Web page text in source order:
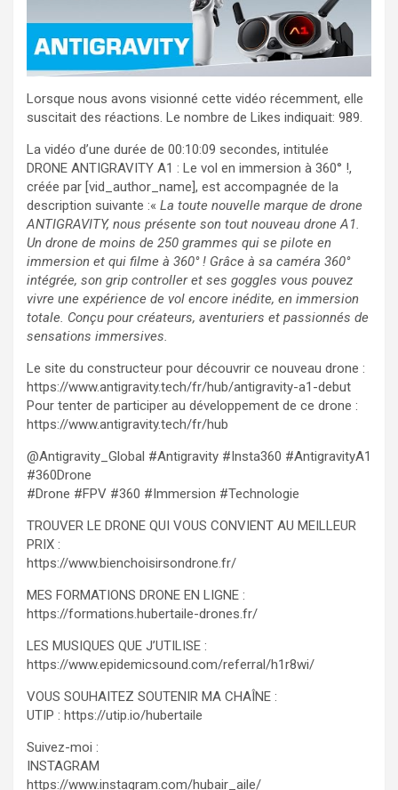
Lorsque nous avons visionné cette vidéo récemment, elle
suscitait des réactions. Le nombre de Likes indiquait: 989.
La vidéo d’une durée de 00:10:09 secondes, intitulée
DRONE ANTIGRAVITY A1 : Le vol en immersion à 360° !,
créée par [vid_author_name], est accompagnée de la
description suivante :« La toute nouvelle marque de drone
ANTIGRAVITY, nous présente son tout nouveau drone A1.
Un drone de moins de 250 grammes qui se pilote en
immersion et qui filme à 360° ! Grâce à sa caméra 360°
intégrée, son grip controller et ses goggles vous pouvez
vivre une expérience de vol encore inédite, en immersion
totale. Conçu pour créateurs, aventuriers et passionnés de
sensations immersives.
Le site du constructeur pour découvrir ce nouveau drone :
https://www.antigravity.tech/fr/hub/antigravity-a1-debut
Pour tenter de participer au développement de ce drone :
https://www.antigravity.tech/fr/hub
@Antigravity_Global #Antigravity #Insta360 #AntigravityA1
#360Drone
#Drone #FPV #360 #Immersion #Technologie
TROUVER LE DRONE QUI VOUS CONVIENT AU MEILLEUR
PRIX :
https://www.bienchoisirsondrone.fr/
MES FORMATIONS DRONE EN LIGNE :
https://formations.hubertaile-drones.fr/
LES MUSIQUES QUE J’UTILISE :
https://www.epidemicsound.com/referral/h1r8wi/
VOUS SOUHAITEZ SOUTENIR MA CHAÎNE :
UTIP : https://utip.io/hubertaile
Suivez-moi :
INSTAGRAM
https://www.instagram.com/hubair_aile/